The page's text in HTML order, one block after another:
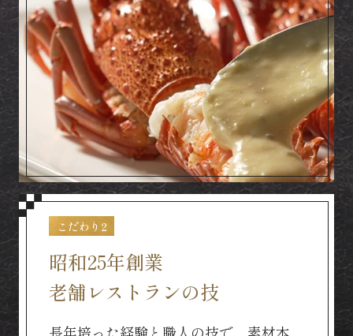
こだわり2
昭和25年創業
老舗レストランの技